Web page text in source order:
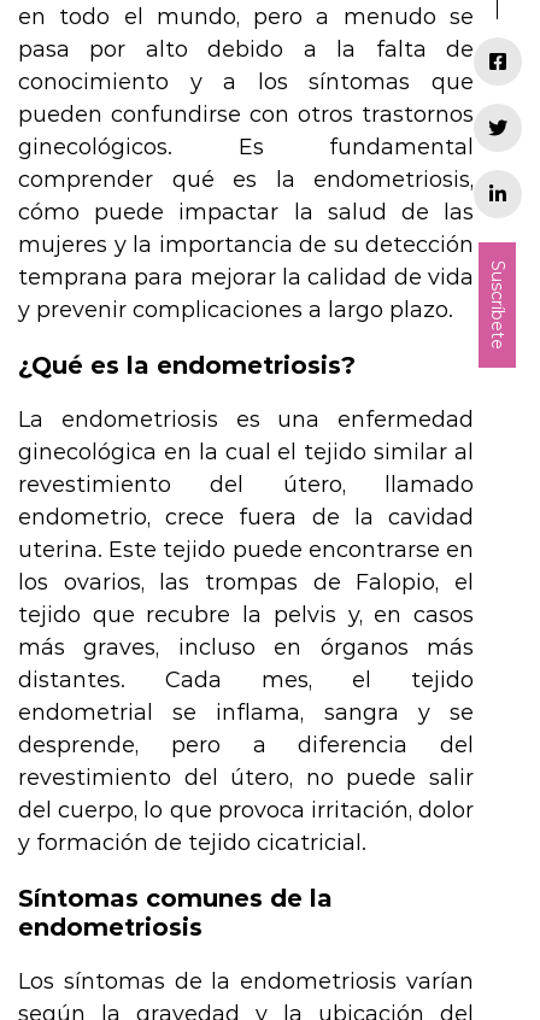
en todo el mundo, pero a menudo se
pasa por alto debido a la falta de
conocimiento y a los síntomas que
pueden confundirse con otros trastornos
ginecológicos. Es fundamental
comprender qué es la endometriosis,
cómo puede impactar la salud de las
mujeres y la importancia de su detección
temprana para mejorar la calidad de vida
y prevenir complicaciones a largo plazo.
¿Qué es la endometriosis?
La endometriosis es una enfermedad
ginecológica en la cual el tejido similar al
revestimiento del útero, llamado
endometrio, crece fuera de la cavidad
uterina. Este tejido puede encontrarse en
los ovarios, las trompas de Falopio, el
tejido que recubre la pelvis y, en casos
más graves, incluso en órganos más
distantes. Cada mes, el tejido
endometrial se inflama, sangra y se
desprende, pero a diferencia del
revestimiento del útero, no puede salir
del cuerpo, lo que provoca irritación, dolor
y formación de tejido cicatricial.
Síntomas comunes de la
endometriosis
Los síntomas de la endometriosis varían
según la gravedad y la ubicación del
Suscríbete